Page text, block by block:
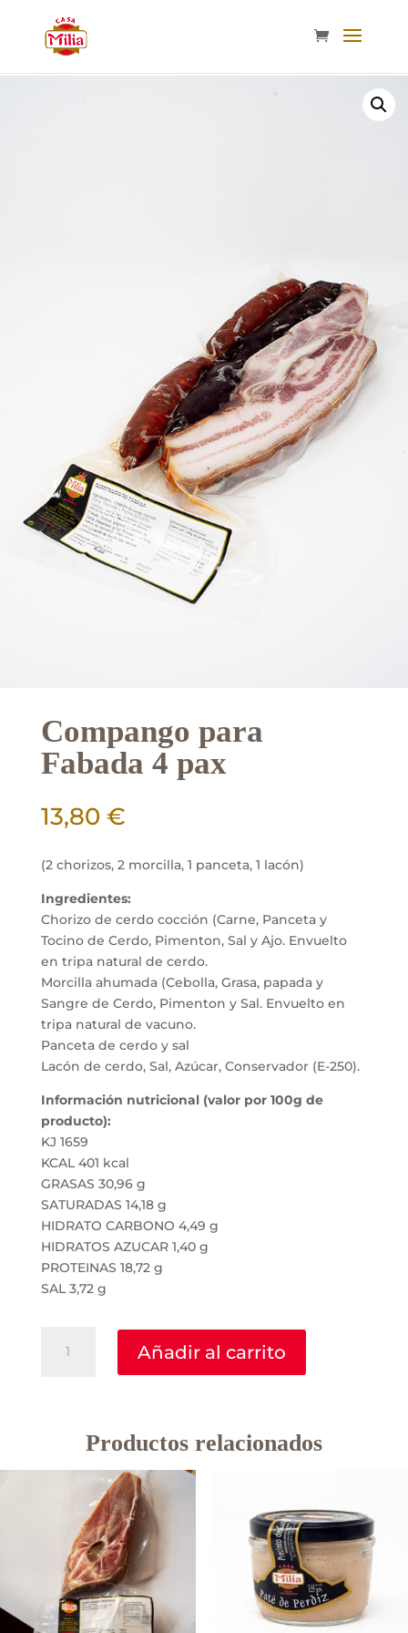
Compango para
Fabada 4 pax
13,80 €
(2 chorizos, 2 morcilla, 1 panceta, 1 lacón)
Ingredientes:
Chorizo de cerdo cocción (Carne, Panceta y
Tocino de Cerdo, Pimenton, Sal y Ajo. Envuelto
en tripa natural de cerdo.
Morcilla ahumada (Cebolla, Grasa, papada y
Sangre de Cerdo, Pimenton y Sal. Envuelto en
tripa natural de vacuno.
Panceta de cerdo y sal
Lacón de cerdo, Sal, Azúcar, Conservador (E-250).
Información nutricional (valor por 100g de
producto):
KJ 1659
KCAL 401 kcal
GRASAS 30,96 g
SATURADAS 14,18 g
HIDRATO CARBONO 4,49 g
HIDRATOS AZUCAR 1,40 g
PROTEINAS 18,72 g
SAL 3,72 g
para
cantidad
Añadir al carrito
Productos relacionados